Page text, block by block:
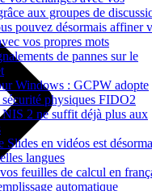
aux groupes de
pouvez désormais affiner
vos propres mots
de pannes sur le
Windows : GCPW adopte
sécurité physiques FIDO2
2 ne suffit déjà plus aux
en vidéos est
langues
feuilles de calcul en
automatique